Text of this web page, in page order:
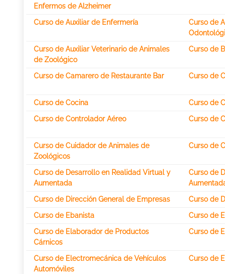
Enfermos de Alzheimer
Curso de Auxiliar de Enfermería
Curso de
Curso de Auxiliar Veterinario de Animales
de Zoológico
Curso de
Curso de Camarero de Restaurante Bar Curso de
Curso de Cocina
Curso de
Curso de Controlador Aéreo
Curso de
Curso de Cuidador de Animales de
Zoológicos
Curso de
Curso de Desarrollo en Realidad Virtual y
Aumentada
Curso de
Curso de Dirección General de Empresas Curso de
Curso de Ebanista
Curso de
Curso de Elaborador de Productos
Cárnicos
Curso de
Curso de Electromecánica de Vehículos
Automóviles
Curso de